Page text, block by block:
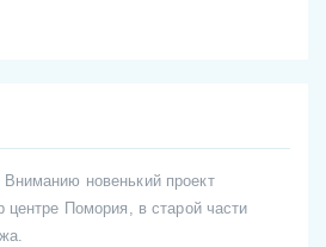
новенький проект
центре Помория, в старой части